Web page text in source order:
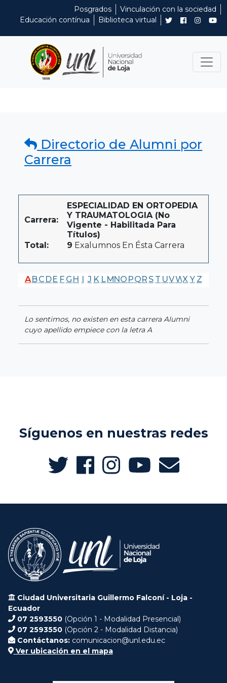
Posgrados
Vinculación con la sociedad
Educación contínua
Biblioteca virtual
Directorio de Alumni por
Carrera
Carrera:
ESPECIALIDAD EN ORTOPEDIA
Y TRAUMATOLOGIA (No
Vigente - Habilitada Para
Títulos)
Total:
9 Exalumnos En Ésta Carrera
ABC DE F G H I J K LMNO PQR S T UVWX Y Z
Lo sentimos, no existen en esta carrera Alumni
cuyo apellido empiece con la letra A
Síguenos en nuestras redes
Ciudad Universitaria Guillermo Falconí - Loja -
Ecuador
07 2593550 (Opción 1 - Modalidad Presencial)
07 2593550 (Opción 2 - Modalidad Distancia)
Contáctanos: comunicacion@unl.edu.ec
Ver ubicación en el mapa